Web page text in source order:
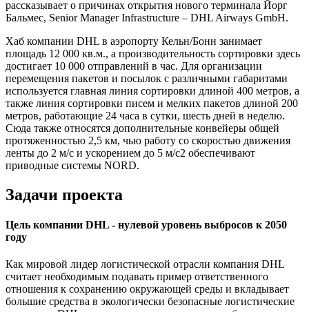
рассказывает о причинах открытия нового терминала Йорг
Бальмес, Senior Manager Infrastructure – DHL Airways GmbH.
Хаб компании DHL в аэропорту Кельн/Бонн занимает
площадь 12 000 кв.м., а производительность сортировки здесь
достигает 10 000 отправлений в час. Для организации
перемещения пакетов и посылок с различными габаритами
используется главная линия сортировки длиной 400 метров, а
также линия сортировки писем и мелких пакетов длиной 200
метров, работающие 24 часа в сутки, шесть дней в неделю.
Сюда также относятся дополнительные конвейеры общей
протяженностью 2,5 км, чью работу со скоростью движения
ленты до 2 м/с и ускорением до 5 м/с2 обеспечивают
приводные системы NORD.
Задачи проекта
Цель компании DHL - нулевой уровень выбросов к 2050
году
Как мировой лидер логистической отрасли компания DHL
считает необходимым подавать пример ответственного
отношения к сохранению окружающей среды и вкладывает
большие средства в экологически безопасные логистические